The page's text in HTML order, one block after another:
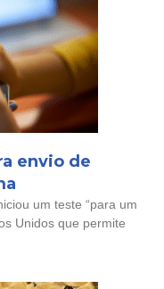
envio de
um teste “para um
Unidos que permite